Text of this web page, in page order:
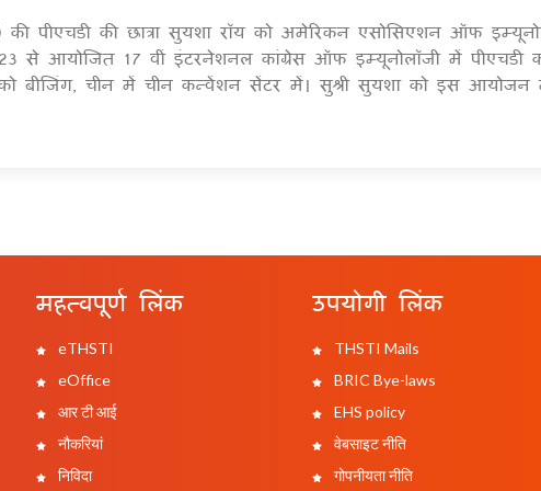
की पीएचडी की छात्रा सुयशा रॉय को अमेरिकन एसोसिएशन ऑफ
से आयोजित 17 वीं इंटरनेशनल कांग्रेस ऑफ इम्यूनोलॉजी में पीएचडी
बीजिंग, चीन में चीन कन्वेंशन सेंटर में। सुश्री सुयशा को इस आयोजन
महत्वपूर्ण लिंक
eTHSTI
eOffice
आर टी आई
नौकरियां
निविदा
उपयोगी लिंक
THSTI Mails
BRIC Bye-laws
EHS policy
वेबसाइट नीति
गोपनीयता नीति